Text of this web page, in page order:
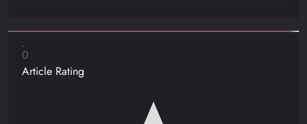
0
Article Rating